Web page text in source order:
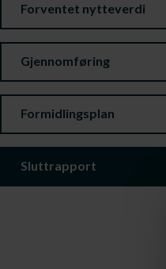
Forventet nytteverdi
Gjennomføring
Formidlingsplan
Sluttrapport